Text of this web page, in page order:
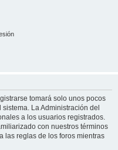
tomará solo unos pocos
La Administración del
a los usuarios registrados.
con nuestros términos
las reglas de los foros mientras